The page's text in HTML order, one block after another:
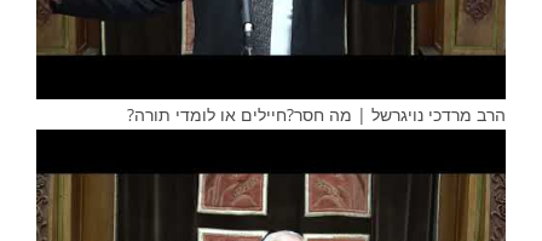
הרב מרדכי נויגרשל | מה חסר?חיילים או לומדי תורה?